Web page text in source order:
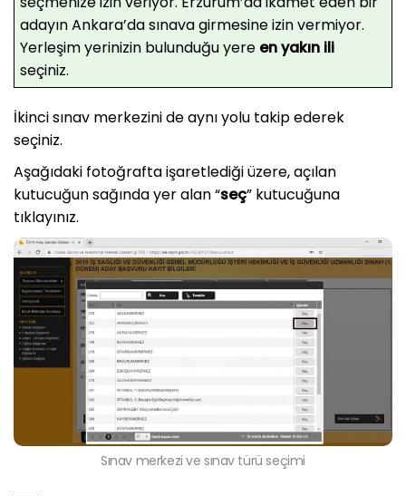
adayın Ankara’da sınava girmesine izin vermiyor.
Yerleşim yerinizin bulunduğu yere en yakın ili
seçiniz.
İkinci sınav merkezini de aynı yolu takip ederek
seçiniz.
Aşağıdaki fotoğrafta işaretlediği üzere, açılan
kutucuğun sağında yer alan “seç” kutucuğuna
tıklayınız.
Sınav merkezi ve sınav türü seçimi